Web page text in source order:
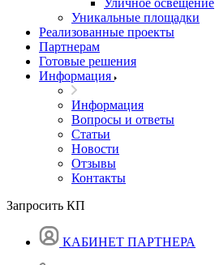
Уличное освещение
Уникальные площадки
Реализованные проекты
Партнерам
Готовые решения
Информация
Информация
Вопросы и ответы
Статьи
Новости
Отзывы
Контакты
Запросить КП
КАБИНЕТ ПАРТНЕРА